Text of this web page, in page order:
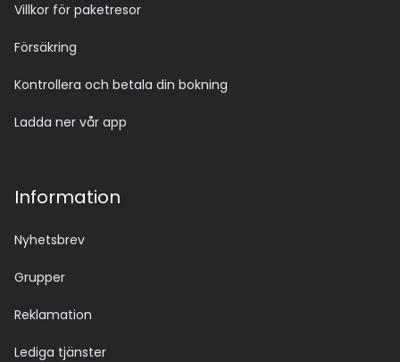
Villkor för paketresor
Försäkring
Kontrollera och betala din bokning
Ladda ner vår app
Information
Nyhetsbrev
Grupper
Reklamation
Lediga tjänster